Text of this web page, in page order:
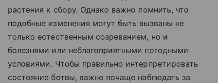
растения к сбору. Однако важно помнить, что
подобные изменения могут быть вызваны не
только естественным созреванием, но и
болезнями или неблагоприятными погодными
условиями. Чтобы правильно интерпретировать
состояние ботвы, важно почаще наблюдать за